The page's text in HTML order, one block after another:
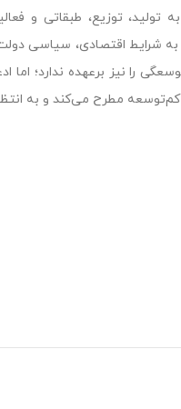
توزیع، طبقاتی و
شرایط اقتصادی، سیاسی
را نیز برعهده ندارد؛ اما
مطرح می‌کند و به